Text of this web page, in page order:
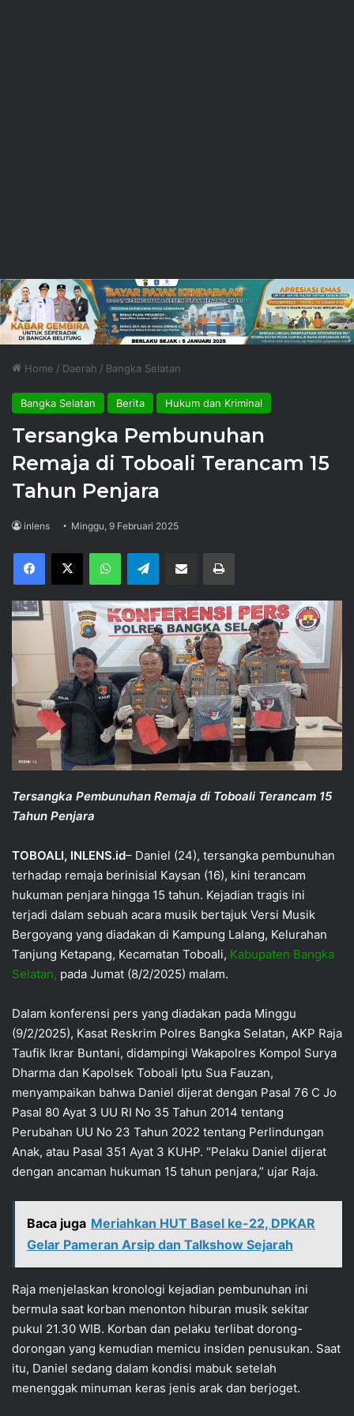
Home / Daerah / Bangka Selatan
Bangka Selatan Berita Hukum dan Kriminal
Tersangka Pembunuhan
Remaja di Toboali Terancam 15
Tahun Penjara
inlens Minggu, 9 Februari 2025
Facebook
X WhatsAppTelegram Share via Email Print
Tersangka Pembunuhan Remaja di Toboali Terancam 15
Tahun Penjara
TOBOALI, INLENS.id– Daniel (24), tersangka pembunuhan
terhadap remaja berinisial Kaysan (16), kini terancam
hukuman penjara hingga 15 tahun. Kejadian tragis ini
terjadi dalam sebuah acara musik bertajuk Versi Musik
Bergoyang yang diadakan di Kampung Lalang, Kelurahan
Tanjung Ketapang, Kecamatan Toboali, Kabupaten Bangka
Selatan, pada Jumat (8/2/2025) malam.
Dalam konferensi pers yang diadakan pada Minggu
(9/2/2025), Kasat Reskrim Polres Bangka Selatan, AKP Raja
Taufik Ikrar Buntani, didampingi Wakapolres Kompol Surya
Dharma dan Kapolsek Toboali Iptu Sua Fauzan,
menyampaikan bahwa Daniel dijerat dengan Pasal 76 C Jo
Pasal 80 Ayat 3 UU RI No 35 Tahun 2014 tentang
Perubahan UU No 23 Tahun 2022 tentang Perlindungan
Anak, atau Pasal 351 Ayat 3 KUHP. “Pelaku Daniel dijerat
dengan ancaman hukuman 15 tahun penjara,” ujar Raja.
Baca juga Meriahkan HUT Basel ke-22, DPKAR
Gelar Pameran Arsip dan Talkshow Sejarah
Raja menjelaskan kronologi kejadian pembunuhan ini
bermula saat korban menonton hiburan musik sekitar
pukul 21.30 WIB. Korban dan pelaku terlibat dorong-
dorongan yang kemudian memicu insiden penusukan. Saat
itu, Daniel sedang dalam kondisi mabuk setelah
menenggak minuman keras jenis arak dan berjoget.